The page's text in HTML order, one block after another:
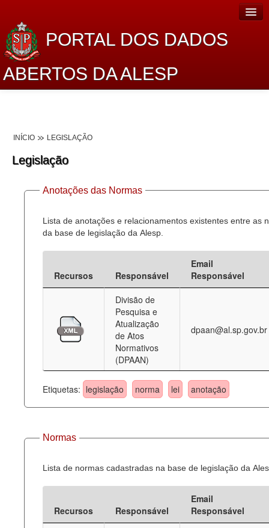
PORTAL DOS DADOS
ABERTOS DA ALESP
Dados Abertos Alesp
Lei de Acesso à Informação
Dados Governamentais Abertos
Planejamento
Deputados Estaduais
Legislação
Perguntas frequentes
Contato
INÍCIO LEGISLAÇÃO
Legislação
Anotações das Normas
Lista de anotações e relacionamentos existentes entre as
da base de legislação da Alesp.
Recursos Responsável
Email
Responsável
Divisão de
Pesquisa e
Atualização
de Atos
Normativos
(DPAAN)
dpaan@al.sp.gov.br
Etiquetas: legislação norma lei anotação
Normas
Lista de normas cadastradas na base de legislação da
Recursos Responsável
Email
Responsável